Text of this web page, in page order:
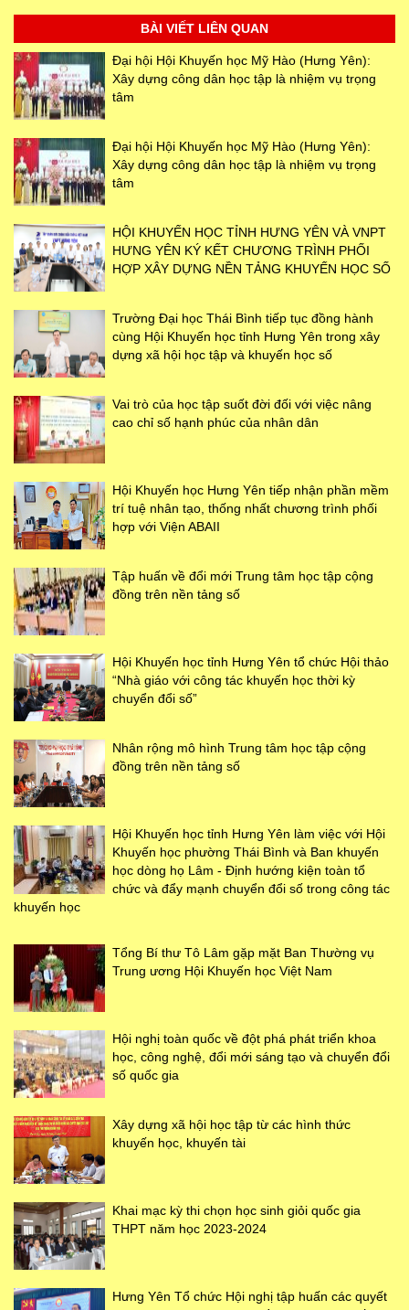
BÀI VIẾT LIÊN QUAN
Đại hội Hội Khuyến học Mỹ Hào (Hưng Yên):
Xây dựng công dân học tập là nhiệm vụ trọng
tâm
Đại hội Hội Khuyến học Mỹ Hào (Hưng Yên):
Xây dựng công dân học tập là nhiệm vụ trọng
tâm
HỘI KHUYẾN HỌC TỈNH HƯNG YÊN VÀ VNPT
HƯNG YÊN KÝ KẾT CHƯƠNG TRÌNH PHỐI
HỢP XÂY DỰNG NỀN TẢNG KHUYẾN HỌC SỐ
Trường Đại học Thái Bình tiếp tục đồng hành
cùng Hội Khuyến học tỉnh Hưng Yên trong xây
dựng xã hội học tập và khuyến học số
Vai trò của học tập suốt đời đối với việc nâng
cao chỉ số hạnh phúc của nhân dân
Hội Khuyến học Hưng Yên tiếp nhận phần mềm
trí tuệ nhân tạo, thống nhất chương trình phối
hợp với Viện ABAII
Tập huấn về đổi mới Trung tâm học tập cộng
đồng trên nền tảng số
Hội Khuyến học tỉnh Hưng Yên tổ chức Hội thảo
“Nhà giáo với công tác khuyến học thời kỳ
chuyển đổi số”
Nhân rộng mô hình Trung tâm học tập cộng
đồng trên nền tảng số
Hội Khuyến học tỉnh Hưng Yên làm việc với Hội
Khuyến học phường Thái Bình và Ban khuyến
học dòng họ Lâm - Định hướng kiện toàn tổ
chức và đẩy mạnh chuyển đổi số trong công tác
khuyến học
Tổng Bí thư Tô Lâm gặp mặt Ban Thường vụ
Trung ương Hội Khuyến học Việt Nam
Hội nghị toàn quốc về đột phá phát triển khoa
học, công nghệ, đổi mới sáng tạo và chuyển đổi
số quốc gia
Xây dựng xã hội học tập từ các hình thức
khuyến học, khuyến tài
Khai mạc kỳ thi chọn học sinh giỏi quốc gia
THPT năm học 2023-2024
Hưng Yên Tổ chức Hội nghị tập huấn các quyết